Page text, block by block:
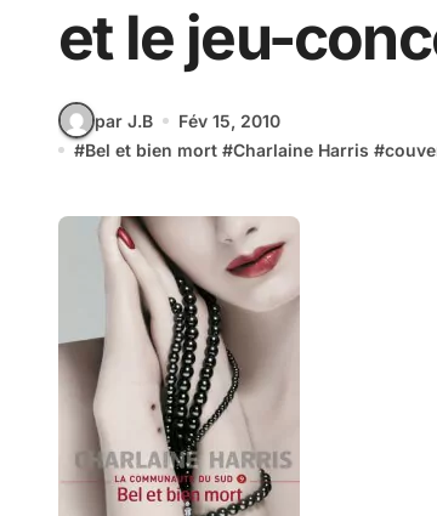
et le jeu-
par J.B
Fév 15, 2010
#Bel et bien mort #Charlaine Harris #